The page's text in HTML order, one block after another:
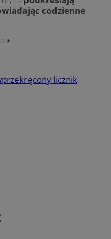
codzienne
⏵︎
przekręcony licznik